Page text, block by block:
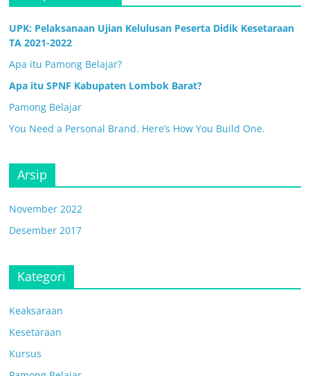
UPK: Pelaksanaan Ujian Kelulusan Peserta Didik Kesetaraan
TA 2021-2022
Apa itu Pamong Belajar?
Apa itu SPNF Kabupaten Lombok Barat?
Pamong Belajar
You Need a Personal Brand. Here’s How You Build One.
Arsip
November 2022
Desember 2017
Kategori
Keaksaraan
Kesetaraan
Kursus